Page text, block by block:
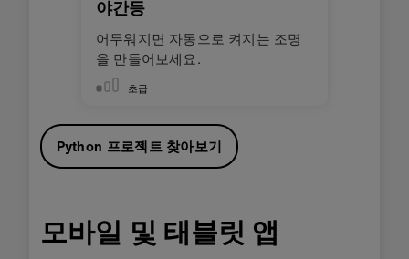
야간등
어두워지면 자동으로 켜지는 조명
을 만들어보세요.
초급
Python 프로젝트 찾아보기
모바일 및 태블릿 앱